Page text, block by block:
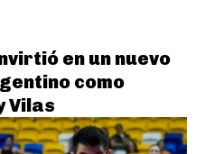
en un nuevo
como
Vilas